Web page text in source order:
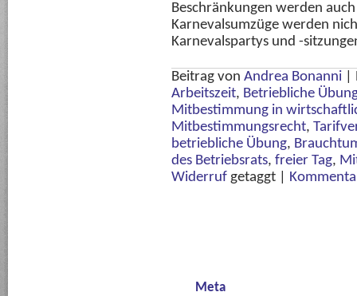
Beschränkungen werden
Karnevalsumzüge werden
Karnevalspartys und -
Beitrag von Andrea Bonanni
Arbeitszeit, Betriebliche
Mitbestimmung in
Mitbestimmungsrecht,
betriebliche Übung,
des Betriebsrats, freier Tag,
Widerruf getaggt
Meta